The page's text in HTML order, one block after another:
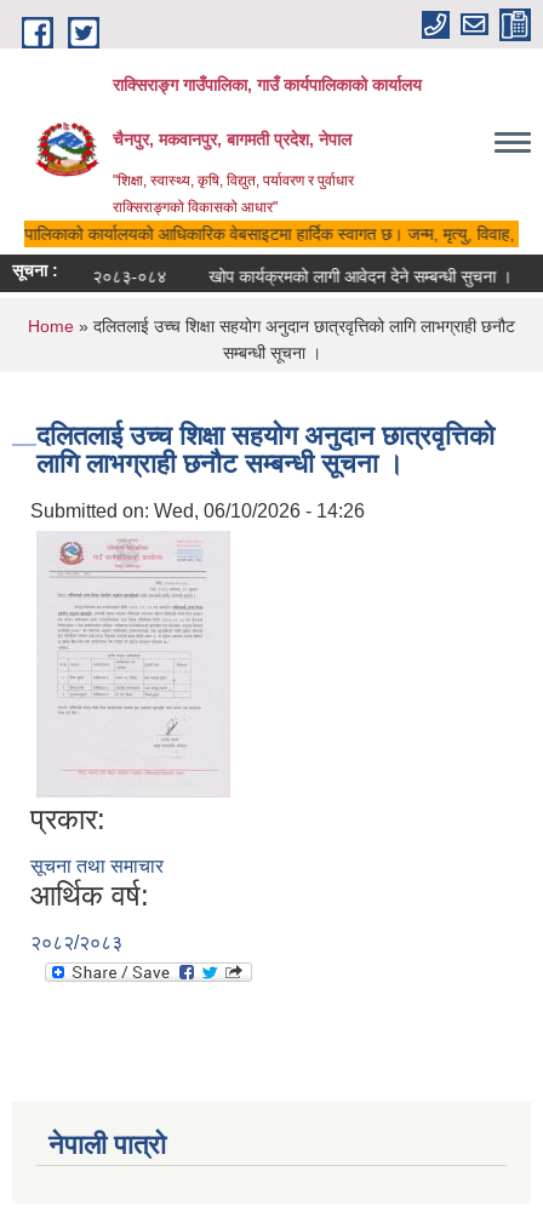
Skip to main content
राक्सिराङ्ग गाउँपालिका, गाउँ कार्यपालिकाको कार्यालय
चैनपुर, मकवानपुर, बागमती प्रदेश, नेपाल
"शिक्षा, स्वास्थ्य, कृषि, विद्युत, पर्यावरण र पुर्वाधार
राक्सिराङ्गको विकासको आधार"
कार्यालयको आधिकारिक वेबसाइटमा हार्दिक स्वागत छ। जन्म, मृत्यु,
सूचना :
रातो किताब २०८३-०८४ खोप कार्यक्रमको लागी आवेदन देने सम्बन्धी सुचना ।
You are here
Home » दलितलाई उच्च शिक्षा सहयोग अनुदान छात्रवृत्तिको लागि लाभग्राही छनौट
सम्बन्धी सूचना ।
दलितलाई उच्च शिक्षा सहयोग अनुदान छात्रवृत्तिको
लागि लाभग्राही छनौट सम्बन्धी सूचना ।
Submitted on: Wed, 06/10/2026 - 14:26
प्रकार:
सूचना तथा समाचार
आर्थिक वर्ष:
२०८२/२०८३
नेपाली पात्रो